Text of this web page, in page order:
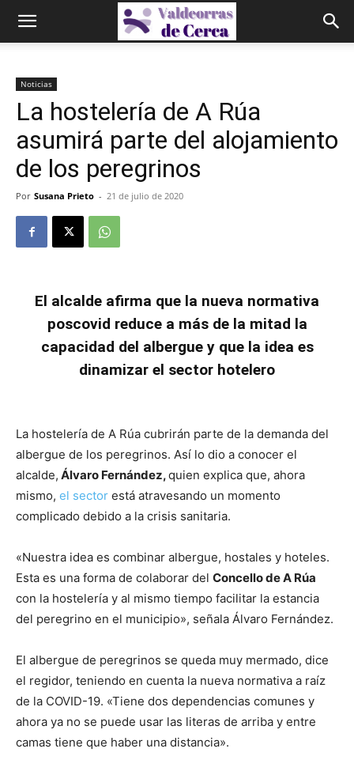
Noticias
La hostelería de A Rúa
asumirá parte del alojamiento
de los peregrinos
Por Susana Prieto - 21 de julio de 2020
El alcalde afirma que la nueva normativa
poscovid reduce a más de la mitad la
capacidad del albergue y que la idea es
dinamizar el sector hotelero
La hostelería de A Rúa cubrirán parte de la demanda del
albergue de los peregrinos. Así lo dio a conocer el
alcalde, Álvaro Fernández,quien explica que, ahora
mismo, el sector está atravesando un momento
complicado debido a la crisis sanitaria.
«Nuestra idea es combinar albergue, hostales y hoteles.
Esta es una forma de colaborar del Concello de A Rúa
con la hostelería y al mismo tiempo facilitar la estancia
del peregrino en el municipio», señala Álvaro Fernández.
El albergue de peregrinos se queda muy mermado, dice
el regidor, teniendo en cuenta la nueva normativa a raíz
de la COVID-19. «Tiene dos dependencias comunes y
ahora ya no se puede usar las literas de arriba y entre
camas tiene que haber una distancia».